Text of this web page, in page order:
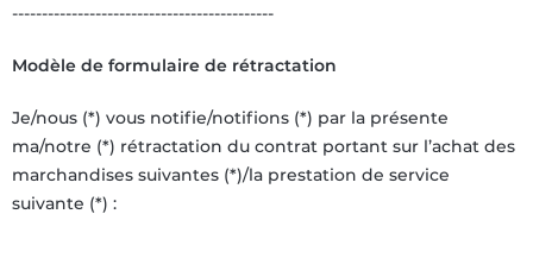
--------------------------------------------
Modèle de formulaire de rétractation
Je/nous (*) vous notifie/notifions (*) par la présente
ma/notre (*) rétractation du contrat portant sur l’achat des
marchandises suivantes (*)/la prestation de service
suivante (*) :